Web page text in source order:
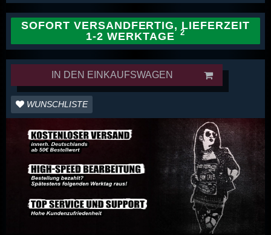
SOFORT VERSANDFERTIG, LIEFERZEIT
1-2 WERKTAGE
IN DEN EINKAUFSWAGEN
WUNSCHLISTE